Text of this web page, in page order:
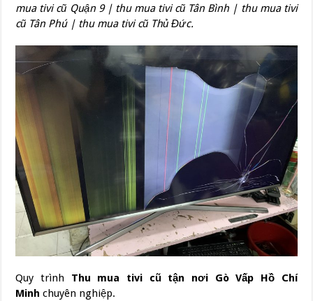
mua tivi cũ Quận 9 | thu mua tivi cũ Tân Bình | thu mua tivi
cũ Tân Phú | thu mua tivi cũ Thủ Đức.
Quy trình Thu mua tivi cũ tận nơi Gò Vấp Hồ Chí
Minh chuyên nghiệp.